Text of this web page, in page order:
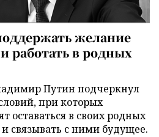
желание
работать в родных
Путин подчеркнул
при которых
оставаться в своих родных
связывать с ними будущее.